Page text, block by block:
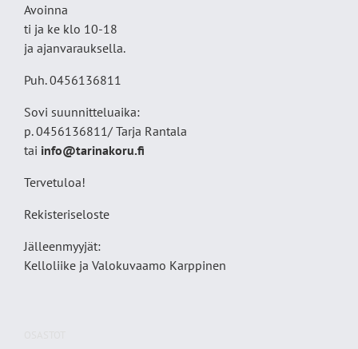
Avoinna
ti ja ke klo 10-18
ja ajanvarauksella.
Puh. 0456136811
Sovi suunnitteluaika:
p. 0456136811/ Tarja Rantala
tai info@tarinakoru.fi
Tervetuloa!
Rekisteriseloste
Jälleenmyyjät:
Kelloliike ja Valokuvaamo Karppinen